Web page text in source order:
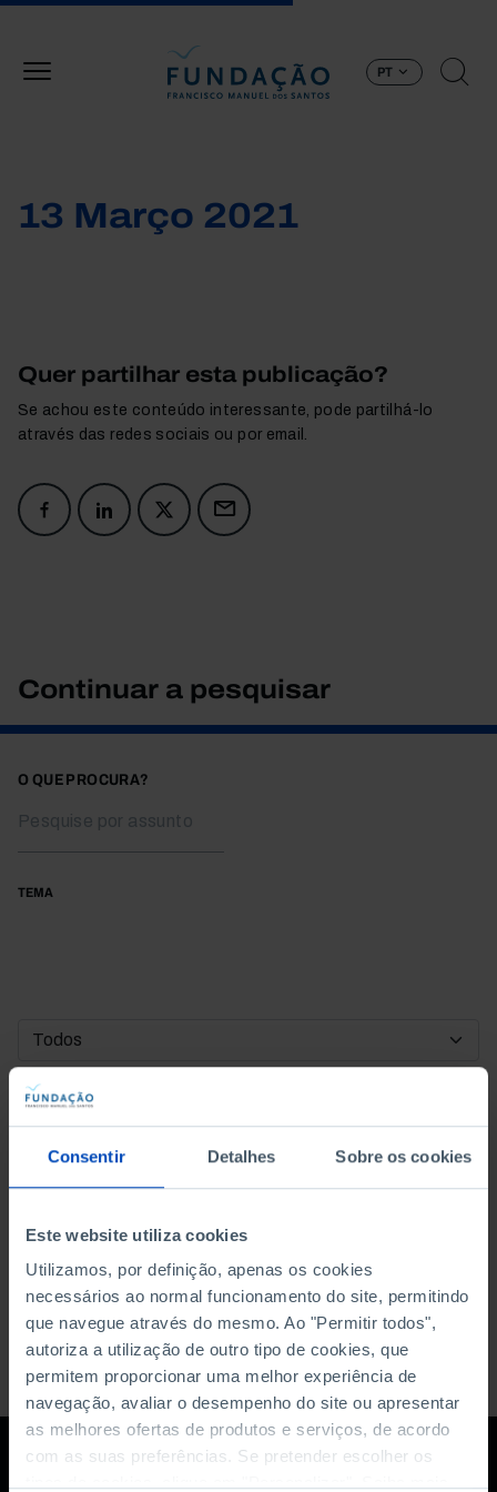
Consentir Detalhes Sobre os cookies
Este website utiliza cookies
Utilizamos, por definição, apenas os cookies
necessários ao normal funcionamento do site, permitindo
que navegue através do mesmo. Ao "Permitir todos",
autoriza a utilização de outro tipo de cookies, que
permitem proporcionar uma melhor experiência de
navegação, avaliar o desempenho do site ou apresentar
as melhores ofertas de produtos e serviços, de acordo
com as suas preferências. Se pretender escolher os
PT
13 Março 2021
Quer partilhar esta publicação?
Se achou este conteúdo interessante, pode partilhá-lo
através das redes sociais ou por email.
Continuar a pesquisar
O QUE PROCURA?
TEMA
DATA DE INÍCIO
DATA DE FIM